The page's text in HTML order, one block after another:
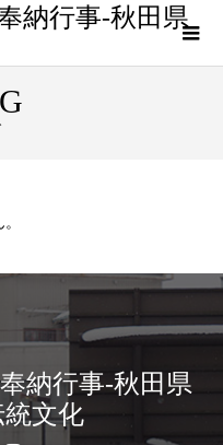
納行事-秋田県
納行事-秋田県
文化